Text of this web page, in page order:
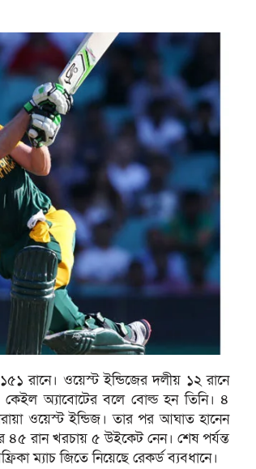
রানে। ওয়েস্ট ইন্ডিজের দলীয় ১২ রানে
কেইল অ্যাবোটের বলে বোল্ড হন তিনি। ৪
ওয়েস্ট ইন্ডিজ। তার পর আঘাত হানেন
৪৫ রান খরচায় ৫ উইকেট নেন। শেষ পর্যন্ত
ম্যাচ জিতে নিয়েছে রেকর্ড ব্যবধানে।